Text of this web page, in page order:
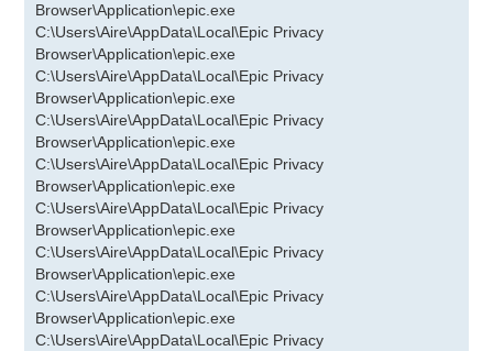
Browser\Application\epic.exe
C:\Users\Aire\AppData\Local\Epic Privacy
Browser\Application\epic.exe
C:\Users\Aire\AppData\Local\Epic Privacy
Browser\Application\epic.exe
C:\Users\Aire\AppData\Local\Epic Privacy
Browser\Application\epic.exe
C:\Users\Aire\AppData\Local\Epic Privacy
Browser\Application\epic.exe
C:\Users\Aire\AppData\Local\Epic Privacy
Browser\Application\epic.exe
C:\Users\Aire\AppData\Local\Epic Privacy
Browser\Application\epic.exe
C:\Users\Aire\AppData\Local\Epic Privacy
Browser\Application\epic.exe
C:\Users\Aire\AppData\Local\Epic Privacy